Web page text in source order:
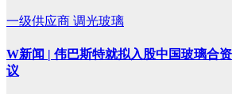
一级供应商 调光玻璃
W新闻 | 伟巴斯特就拟入股中国玻璃合
议